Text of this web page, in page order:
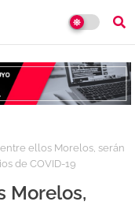
ellos Morelos, serán
de COVID-19
Morelos,